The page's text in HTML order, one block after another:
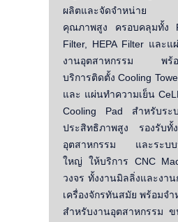
ผลิตและจัดจำหน่าย แ
คุณภาพสูง ครอบคลุมทั้ง
Filter, HEPA Filter และแ
งานอุตสาหกรรม พร้อ
บริการติดตั้ง Cooling
และ แผ่นทำความเย็น
Cooling Pad สำหรับระ
ประสิทธิภาพสูง รองรับทั้
อุตสาหกรรม และระบบ
ใหญ่ ให้บริการ CNC
วงจร ทั้งงานมิลลิ่งและงา
เครื่องจักรทันสมัย พร้อมจ
สำหรับงานอุตสาหกรรม ข